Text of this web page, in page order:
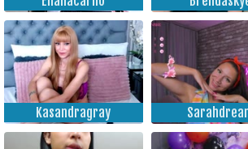
Kasandragray